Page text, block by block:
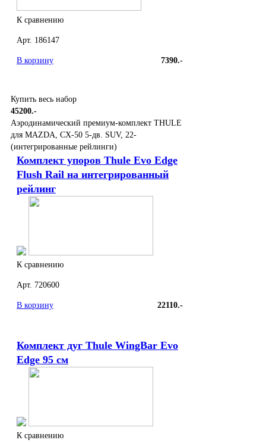
К сравнению
Арт. 186147
В корзину 7390.-
Купить весь набор
45200.-
Аэродинамический премиум-комплект THULE
для MAZDA, CX-50 5-дв. SUV, 22-
(интегрированные рейлинги)
Комплект упоров Thule Evo Edge
Flush Rail на интегрированный
рейлинг
К сравнению
Арт. 720600
В корзину 22110.-
Комплект дуг Thule WingBar Evo
Edge 95 см
К сравнению